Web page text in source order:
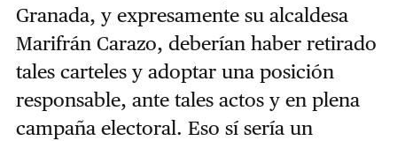
Granada, y expresamente su alcaldesa
Marifrán Carazo, deberían haber retirado
tales carteles y adoptar una posición
responsable, ante tales actos y en plena
campaña electoral. Eso sí sería un